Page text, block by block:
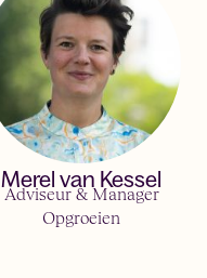
Merel van Kessel
Adviseur & Manager
Opgroeien